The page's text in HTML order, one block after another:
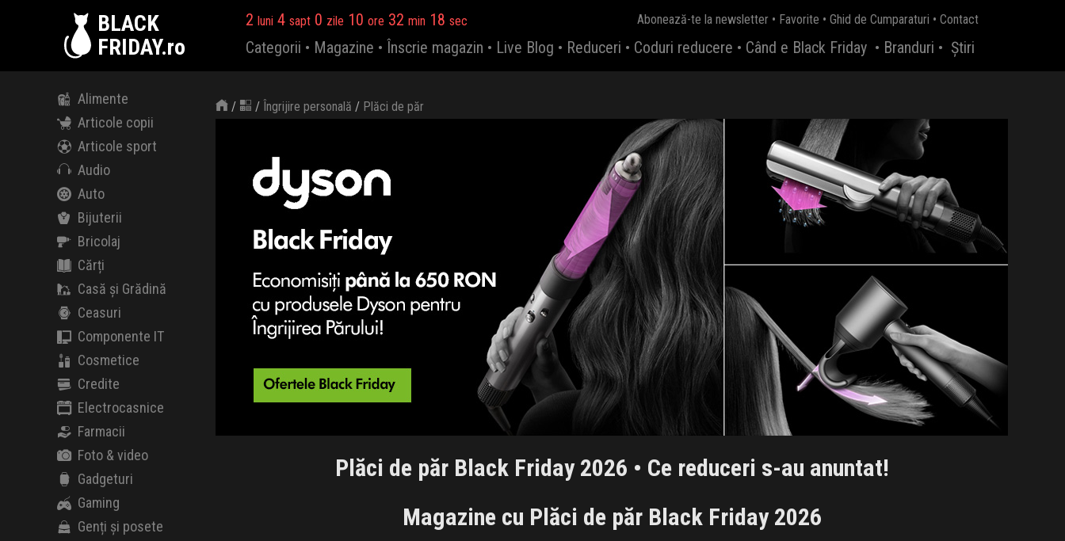
BLACK
FRIDAY.ro
2 luni 4 sapt 0 zile 10 ore 32 min 17 sec Abonează-te la newsletter • Favorite • Ghid de Cumparaturi • Contact
Categorii • Magazine • Înscrie magazin • Live Blog • Reduceri • Coduri reducere • Când e Black Friday • Branduri • Știri
Alimente
Articole copii
Articole sport
Audio
Auto
Bijuterii
Bricolaj
Cărți
Casă și Grădină
Ceasuri
Componente IT
Cosmetice
Credite
Electrocasnice
Farmacii
Foto & video
Gadgeturi
Gaming
Genți și posete
/ / Îngrijire personală / Plăci de păr
Plăci de păr Black Friday 2026 • Ce reduceri s-au anuntat!
Magazine cu Plăci de păr Black Friday 2026